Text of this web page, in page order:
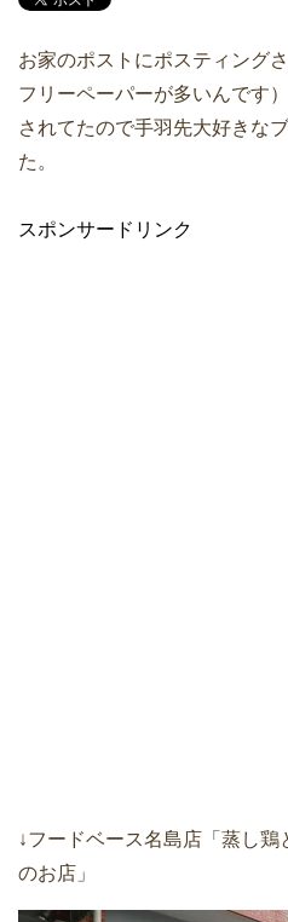
お家のポストにポスティング
フリーペーパーが多いんです
されてたので手羽先大好きな
た。
スポンサードリンク
↓フードベース名島店「蒸し
のお店」